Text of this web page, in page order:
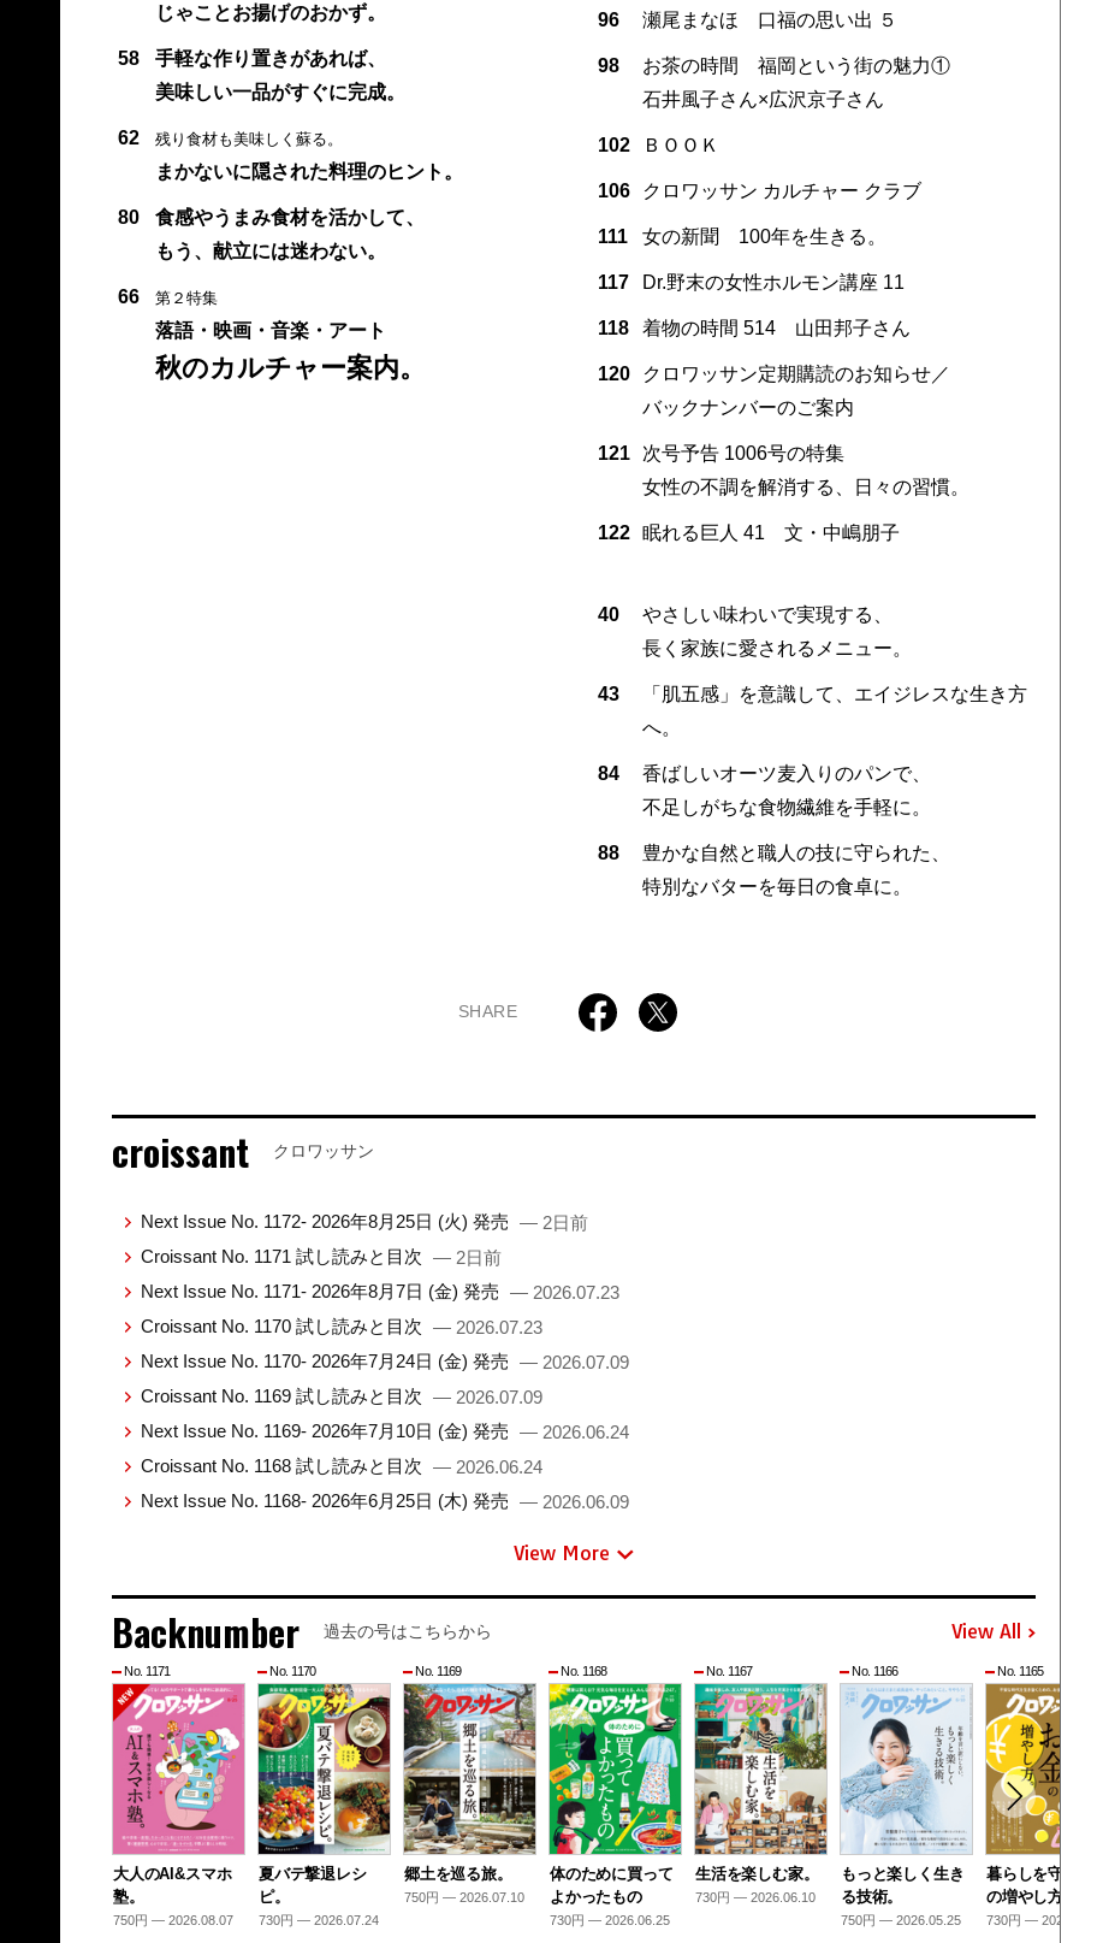
じゃことお揚げのおかず。
58
手軽な作り置きがあれば、
美味しい一品がすぐに完成。
62 残り食材も美味しく蘇る。
まかないに隠された料理のヒント。
80
食感やうまみ食材を活かして、
もう、献立には迷わない。
66 第２特集
落語・映画・音楽・アート
秋のカルチャー案内。
96 瀬尾まなほ 口福の思い出 ５
98
お茶の時間 福岡という街の魅力①
石井風子さん×広沢京子さん
102 ＢＯＯＫ
106 クロワッサン カルチャー クラブ
111 女の新聞 100年を生きる。
117 Dr.野末の女性ホルモン講座 11
118 着物の時間 514 山田邦子さん
120
クロワッサン定期購読のお知らせ／
バックナンバーのご案内
121
次号予告 1006号の特集
女性の不調を解消する、日々の習慣。
122 眠れる巨人 41 文・中嶋朋子
40
やさしい味わいで実現する、
長く家族に愛されるメニュー。
43
「肌五感」を意識して、エイジレスな生き方
へ。
84
香ばしいオーツ麦入りのパンで、
不足しがちな食物繊維を手軽に。
88
豊かな自然と職人の技に守られた、
特別なバターを毎日の食卓に。
SHARE
croissant クロワッサン
Next Issue No. 1172- 2026年8月25日 (火) 発売 — 2日前
Croissant No. 1171 試し読みと目次 — 2日前
Next Issue No. 1171- 2026年8月7日 (金) 発売 — 2026.07.23
Croissant No. 1170 試し読みと目次 — 2026.07.23
Next Issue No. 1170- 2026年7月24日 (金) 発売 — 2026.07.09
Croissant No. 1169 試し読みと目次 — 2026.07.09
Next Issue No. 1169- 2026年7月10日 (金) 発売 — 2026.06.24
Croissant No. 1168 試し読みと目次 — 2026.06.24
Next Issue No. 1168- 2026年6月25日 (木) 発売 — 2026.06.09
View More
Backnumber 過去の号はこちらから View All
No. 1171
大人のAI&スマホ
塾。
750円 — 2026.08.07
No. 1170
夏バテ撃退レシ
ピ。
730円 — 2026.07.24
No. 1169
郷土を巡る旅。
750円 — 2026.07.10
No. 1168
体のために買って
よかったもの
730円 — 2026.06.25
No. 1167
生活を楽しむ家。
730円 — 2026.06.10
No. 1166
もっと楽しく生き
る技術。
750円 — 2026.05.25
No. 1165
暮らしを守るお金
の増やし方。
730円 — 2026.05.09